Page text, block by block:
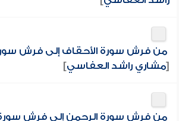
من فرش سورة الأحقاف إلى فرش
[مشاري راشد العفاسي]
من فرش سورة الرحمن إلى فرش سورة